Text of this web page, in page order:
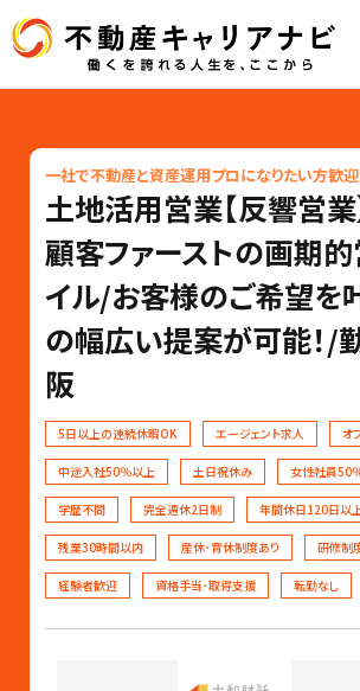
一社で不動産と資産運用プロになりたい方歓迎
土地活用営業【反響営業
顧客ファーストの画期
イル/お客様のご希望を
の幅広い提案が可能！/
阪
5日以上の連続休暇OK エージェント求人 オ
中途入社50％以上 土日祝休み 女性社員50
学歴不問 完全週休2日制 年間休日120日以
残業30時間以内 産休･育休制度あり 研修制
経験者歓迎 資格手当･取得支援 転勤なし